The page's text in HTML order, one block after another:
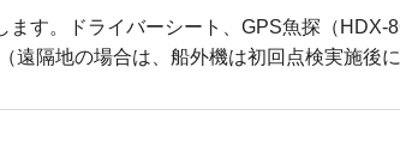
す。ドライバーシート、GPS魚探（HDX-
隔地の場合は、船外機は初回点検実施後に